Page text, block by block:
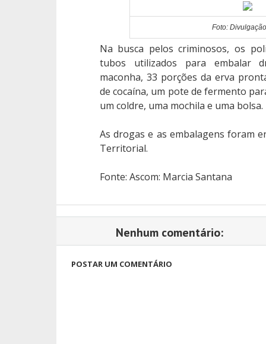
Foto:
Na busca pelos criminosos, os
tubos utilizados para embalar
maconha, 33 porções da erva
de cocaína, um pote de fermento
um coldre, uma mochila e uma bolsa.
As drogas e as embalagens foram
Territorial.
Fonte: Ascom: Marcia Santana
Nenhum comentário:
POSTAR UM COMENTÁRIO